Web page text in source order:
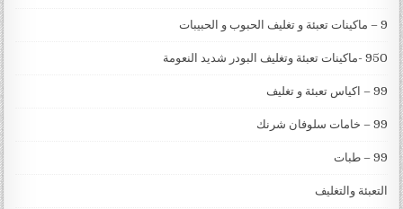
9 – ماكينات تعبئة و تغليف الحبوب و الحبيبات
950 -ماكينات تعبئة وتغليف البودر شديد النعومة
99 – اكياس تعبئة و تغليف
99 – خامات سلوفان شرنك
99 – طبات
التعبئة والتغليف